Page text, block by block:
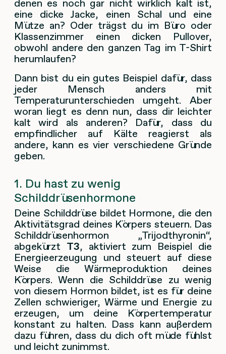
denen es noch gar nicht wirklich kalt ist,
eine dicke Jacke, einen Schal und eine
Mütze an? Oder trägst du im Büro oder
Klassenzimmer einen dicken Pullover,
obwohl andere den ganzen Tag im T-Shirt
herumlaufen?
Dann bist du ein gutes Beispiel dafür, dass
jeder Mensch anders mit
Temperaturunterschieden umgeht. Aber
woran liegt es denn nun, dass dir leichter
kalt wird als anderen? Dafür, dass du
empfindlicher auf Kälte reagierst als
andere, kann es vier verschiedene Gründe
geben.
1. Du hast zu wenig
Schilddrüsenhormone
Deine Schilddrüse bildet Hormone, die den
Aktivitätsgrad deines Körpers steuern. Das
Schilddrüsenhormon „Trijodthyronin“,
abgekürzt T3, aktiviert zum Beispiel die
Energieerzeugung und steuert auf diese
Weise die Wärmeproduktion deines
Körpers. Wenn die Schilddrüse zu wenig
von diesem Hormon bildet, ist es für deine
Zellen schwieriger, Wärme und Energie zu
erzeugen, um deine Körpertemperatur
konstant zu halten. Dass kann außerdem
dazu führen, dass du dich oft müde fühlst
und leicht zunimmst.